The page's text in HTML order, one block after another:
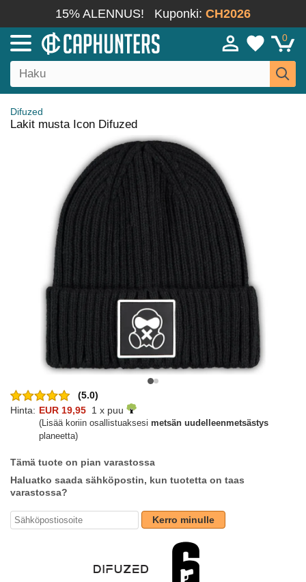
15% ALENNUS! Kuponki: CH2026
0
Difuzed
Lakit musta Icon Difuzed
(5.0)
Hinta: EUR 19,95 1 x puu
(Lisää koriin osallistuaksesi metsän uudelleenmetsästys
planeetta)
Tämä tuote on pian varastossa
Haluatko saada sähköpostin, kun tuotetta on taas
varastossa?
Kerro minulle